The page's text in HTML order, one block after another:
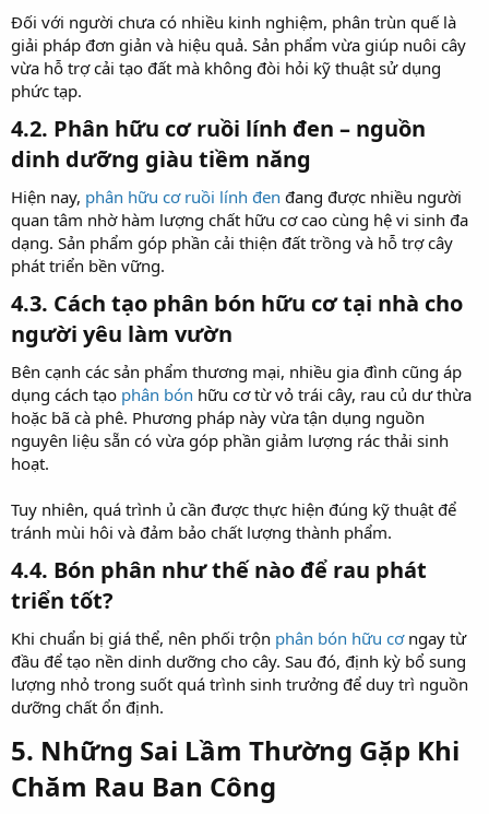
Đối với người chưa có nhiều kinh nghiệm, phân trùn quế là
giải pháp đơn giản và hiệu quả. Sản phẩm vừa giúp nuôi cây
vừa hỗ trợ cải tạo đất mà không đòi hỏi kỹ thuật sử dụng
phức tạp.
4.2. Phân hữu cơ ruồi lính đen – nguồn
dinh dưỡng giàu tiềm năng​
Hiện nay, phân hữu cơ ruồi lính đen đang được nhiều người
quan tâm nhờ hàm lượng chất hữu cơ cao cùng hệ vi sinh đa
dạng. Sản phẩm góp phần cải thiện đất trồng và hỗ trợ cây
phát triển bền vững.
4.3. Cách tạo phân bón hữu cơ tại nhà cho
người yêu làm vườn​
Bên cạnh các sản phẩm thương mại, nhiều gia đình cũng áp
dụng cách tạo phân bón hữu cơ từ vỏ trái cây, rau củ dư thừa
hoặc bã cà phê. Phương pháp này vừa tận dụng nguồn
nguyên liệu sẵn có vừa góp phần giảm lượng rác thải sinh
hoạt.
Tuy nhiên, quá trình ủ cần được thực hiện đúng kỹ thuật để
tránh mùi hôi và đảm bảo chất lượng thành phẩm.
4.4. Bón phân như thế nào để rau phát
triển tốt?​
Khi chuẩn bị giá thể, nên phối trộn phân bón hữu cơngay từ
đầu để tạo nền dinh dưỡng cho cây. Sau đó, định kỳ bổ sung
lượng nhỏ trong suốt quá trình sinh trưởng để duy trì nguồn
dưỡng chất ổn định.
5. Những Sai Lầm Thường Gặp Khi
Chăm Rau Ban Công​